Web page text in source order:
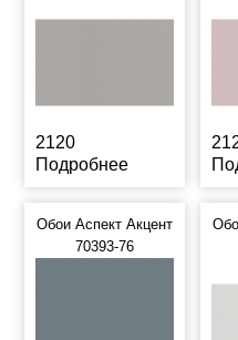
2120
Подробнее
Обои Аспект Акцент
70393-76